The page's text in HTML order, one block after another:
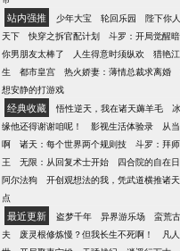
站内强推 少年大宝 轮回乐园 陛下你
天下
快穿之拆官配计划 斗罗：开局觉醒
你男朋友太棒了
人生得意时须纵欢 猎艳
生
都市皇宫 热火娇妻：薄情总裁求离婚
想安静的打游戏
经典收藏 悟性逆天，我在诸天薅羊毛
缘他还得谢谢咱呢！
影视生活体验录 从
啊
诸天：每个世界两个规则技 斗罗：拜
王
无限：从回复术士开始 四合院的自在
阿尔法狗
开创观想法的我，凭武道横推诸天
点
最近更新 盗梦千年 异界游乐场 蛮荒
夫
废灵根修炼慢？但我长生不死啊！ 凡